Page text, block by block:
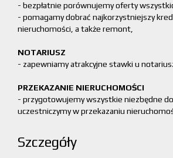
- bezpłatnie porównujemy oferty
- pomagamy dobrać najkorzystniejszy
nieruchomości, a także remont,
NOTARIUSZ
- zapewniamy atrakcyjne stawki u
PRZEKAZANIE NIERUCHOMOŚCI
- przygotowujemy wszystkie niezbędne
uczestniczymy w przekazaniu
Szczegóły